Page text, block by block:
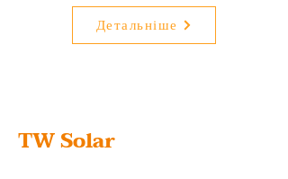
Детальніше
TW Solar